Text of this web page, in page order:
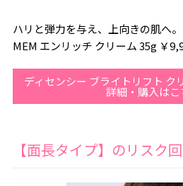
ハリと弾力を与え、上向きの肌へ。
MEM エンリッチ クリーム 35g ￥
ディセンシー ブライトリフト ク
詳細・購入はこ
【面長タイプ】のリスク